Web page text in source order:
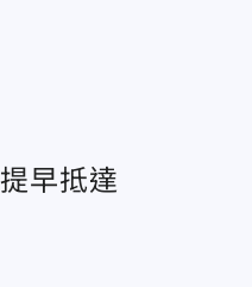
早抵達